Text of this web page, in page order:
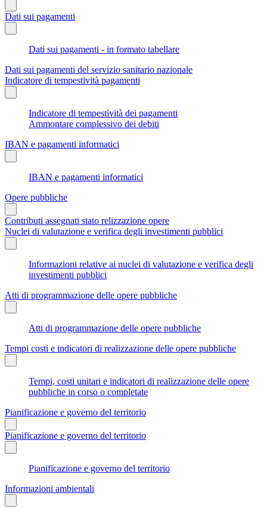
Dati sui pagamenti
Dati sui pagamenti - in formato tabellare
Dati sui pagamenti del servizio sanitario nazionale
Indicatore di tempestività pagamenti
Indicatore di tempestività dei pagamenti
Ammontare complessivo dei debiti
IBAN e pagamenti informatici
IBAN e pagamenti informatici
Opere pubbliche
Contributi assegnati stato relizzazione opere
Nuclei di valutazione e verifica degli investimenti pubblici
Informazioni relative ai nuclei di valutazione e verifica degli
investimenti pubblici
Atti di programmazione delle opere pubbliche
Atti di programmazione delle opere pubbliche
Tempi costi e indicatori di realizzazione delle opere pubbliche
Tempi, costi unitari e indicatori di realizzazione delle opere
pubbliche in corso o completate
Pianificazione e governo del territorio
Pianificazione e governo del territorio
Pianificazione e governo del territorio
Informazioni ambientali